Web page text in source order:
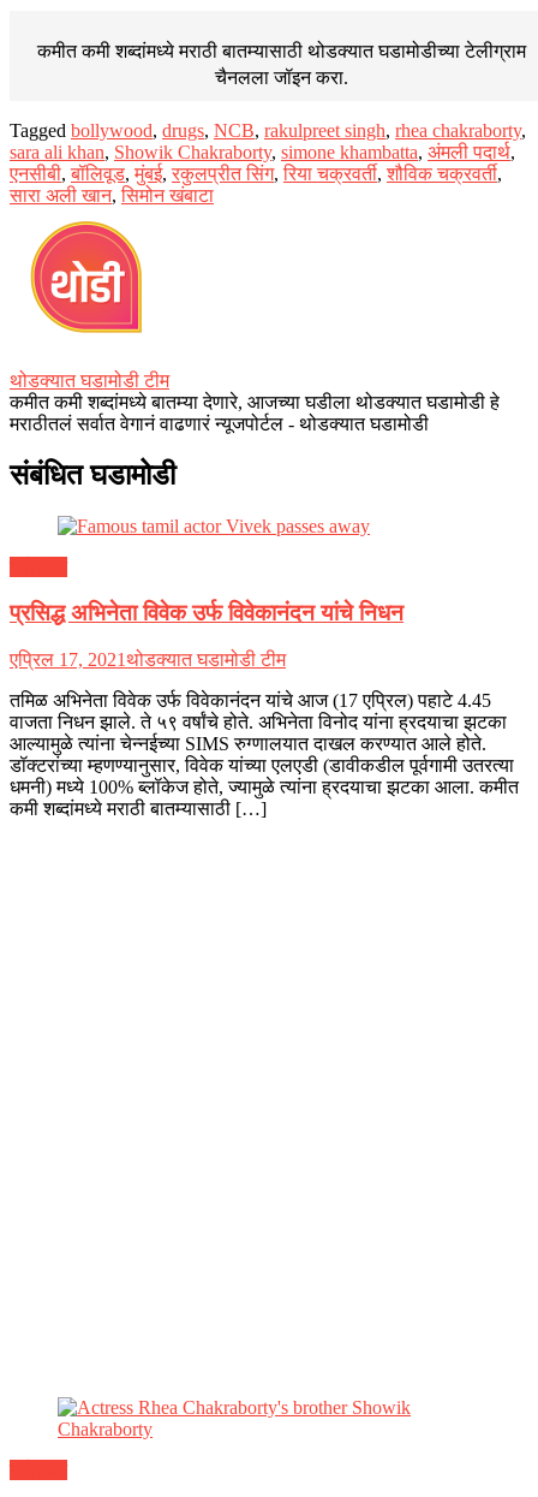
कमीत कमी शब्दांमध्ये मराठी बातम्यासाठी थोडक्यात घडामोडीच्याटेलीग्राम
चैनलला जॉइन करा.
Tagged bollywood, drugs, NCB, rakulpreet singh, rhea chakraborty,
sara ali khan, Showik Chakraborty, simone khambatta, अंमली पदार्थ,
एनसीबी,बॉलिवूड,मुंबई,रकुलप्रीत सिंग,रिया चक्रवर्ती,शौविक चक्रवर्ती,
सारा अली खान,सिमोन खंबाटा
थोडक्यात घडामोडी टीम
कमीत कमी शब्दांमध्ये बातम्या देणारे, आजच्या घडीला थोडक्यात घडामोडी हे
मराठीतलं सर्वात वेगानं वाढणारं न्यूजपोर्टल - थोडक्यात घडामोडी
संबंधित घडामोडी
प्रसिद्ध अभिनेता विवेक उर्फ विवेकानंदन यांचे निधन
एप्रिल 17, 2021थोडक्यात घडामोडी टीम
तमिळ अभिनेता विवेक उर्फ विवेकानंदन यांचे आज (17 एप्रिल) पहाटे 4.45
वाजता निधन झाले. ते ५९ वर्षांचे होते. अभिनेता विनोद यांना ह्रदयाचा झटका
आल्यामुळे त्यांना चेन्नईच्या SIMS रुग्णालयात दाखल करण्यात आले होते.
डॉक्टरांच्या म्हणण्यानुसार, विवेक यांच्या एलएडी (डावीकडील पूर्वगामी उतरत्या
धमनी) मध्ये 100% ब्लॉकेज होते, ज्यामुळे त्यांना ह्रदयाचा झटका आला. कमीत
कमी शब्दांमध्ये मराठी बातम्यासाठी […]